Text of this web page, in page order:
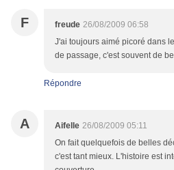
F freude 26/08/2009 06:58
J'ai toujours aimé picoré dans
de passage, c'est souvent de
Répondre
A Aifelle 26/08/2009 05:11
On fait quelquefois de belles
c'est tant mieux. L'histoire est